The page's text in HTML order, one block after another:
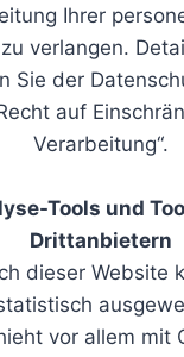
Ihrer
verlangen.
Sie der
auf
Verarbeitung“.
Tools und
Drittanbietern
dieser Website
vor allem mit